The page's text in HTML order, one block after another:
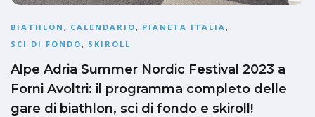
BIATHLON , CALENDARIO, PIANETA ITALIA ,
SCI DI FONDO, SKIROLL
Alpe Adria Summer Nordic Festival 2023 a
Forni Avoltri: il programma completo delle
gare di biathlon, sci di fondo e skiroll!